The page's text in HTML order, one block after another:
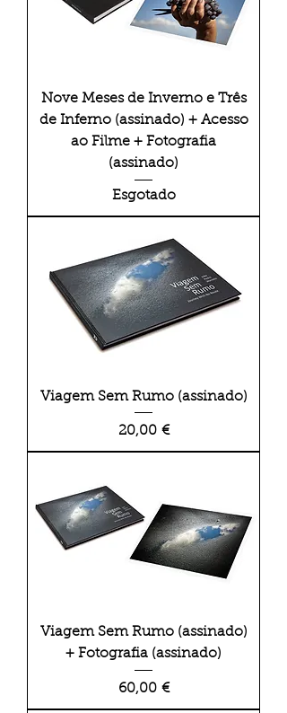
Nove Meses de Inverno e Três
de Inferno (assinado) + Acesso
ao Filme + Fotografia
(assinado)
Esgotado
Viagem Sem Rumo (assinado)
Preço
20,00 €
Viagem Sem Rumo (assinado)
+ Fotografia (assinado)
Preço
60,00 €